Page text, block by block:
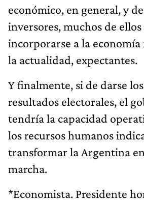
económico, en general, y
inversores, muchos de ellos
incorporarse a la economía
la actualidad, expectantes.
Y finalmente, si de darse
resultados electorales, el
tendría la capacidad
los recursos humanos
transformar la Argentina
marcha.
*Economista. Presidente